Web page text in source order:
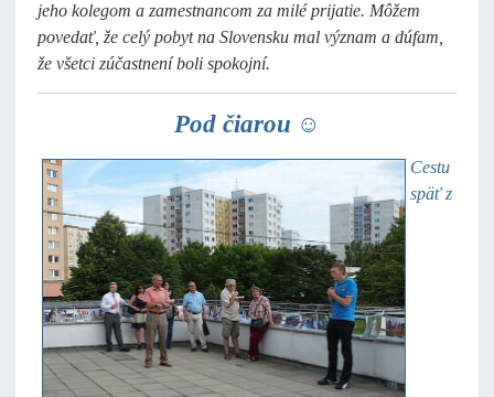
jeho kolegom a zamestnancom za milé prijatie. Môžem
povedať, že celý pobyt na Slovensku mal význam a dúfam,
že všetci zúčastnení boli spokojní.
Pod čiarou ☺
Cestu
späť z